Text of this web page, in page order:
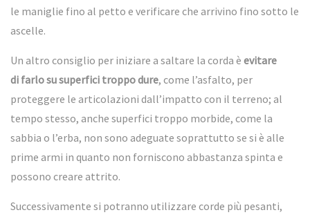
le maniglie fino al petto e verificare che arrivino fino sotto le
ascelle.
Un altro consiglio per iniziare a saltare la corda è evitare
di farlo su superfici troppo dure, come l’asfalto, per
proteggere le articolazioni dall’impatto con il terreno; al
tempo stesso, anche superfici troppo morbide, come la
sabbia o l’erba, non sono adeguate soprattutto se si è alle
prime armi in quanto non forniscono abbastanza spinta e
possono creare attrito.
Successivamente si potranno utilizzare corde più pesanti,